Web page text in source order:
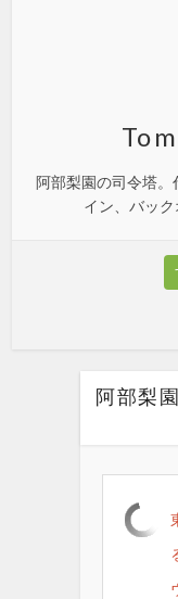
阿部梨園の司令塔
イン、バック
阿部梨